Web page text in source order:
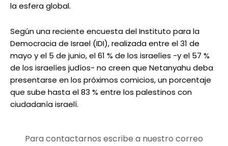
la esfera global.
Según una reciente encuesta del Instituto para la
Democracia de Israel (IDI), realizada entre el 31 de
mayo y el 5 de junio, el 61 % de los israelíes -y el 57 %
de los israelíes judíos- no creen que Netanyahu deba
presentarse en los próximos comicios, un porcentaje
que sube hasta el 83 % entre los palestinos con
ciudadanía israelí.
Para contactarnos escribe a nuestro correo